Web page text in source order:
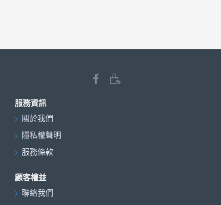
服務資訊
關於我們
隱私權聲明
服務條款
顧客權益
聯絡我們